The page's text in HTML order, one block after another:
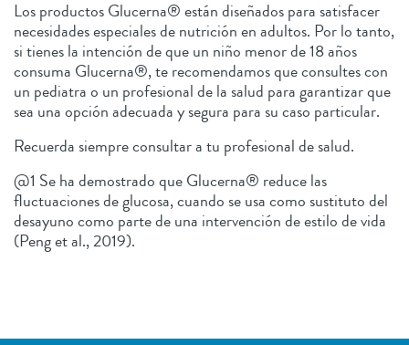
Los productos Glucerna® están diseñados para satisfacer
necesidades especiales de nutrición en adultos. Por lo tanto,
si tienes la intención de que un niño menor de 18 años
consuma Glucerna®, te recomendamos que consultes con
un pediatra o un profesional de la salud para garantizar que
sea una opción adecuada y segura para su caso particular.
Recuerda siempre consultar a tu profesional de salud.
@1 Se ha demostrado que Glucerna® reduce las
fluctuaciones de glucosa, cuando se usa como sustituto del
desayuno como parte de una intervención de estilo de vida
(Peng et al., 2019).